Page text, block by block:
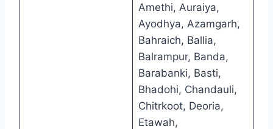
Amethi, Auraiya,
Ayodhya, Azamgarh,
Bahraich, Ballia,
Balrampur, Banda,
Barabanki, Basti,
Bhadohi, Chandauli,
Chitrkoot, Deoria,
Etawah,